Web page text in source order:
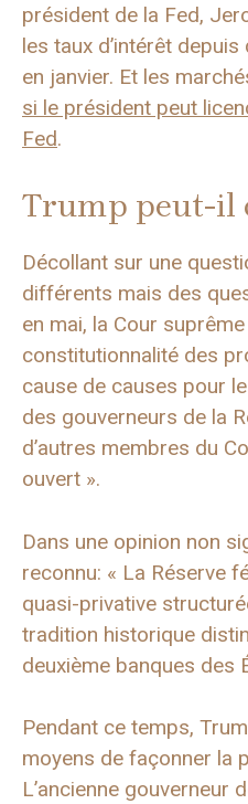
président de la Fed,
les taux d’intérêt
en janvier. Et les
si le président peut
Fed.
Trump peut-il
Décollant sur une
différents mais des
en mai, la Cour
constitutionnalité des
cause de causes pour
des gouverneurs de la
d’autres membres du
ouvert ».
Dans une opinion non
reconnu: « La Réserve
quasi-privative
tradition historique
deuxième banques des
Pendant ce temps,
moyens de façonner la
L’ancienne gouverneur